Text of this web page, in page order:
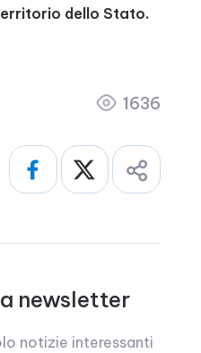
dello Stato.
1636
newsletter
notizie interessanti